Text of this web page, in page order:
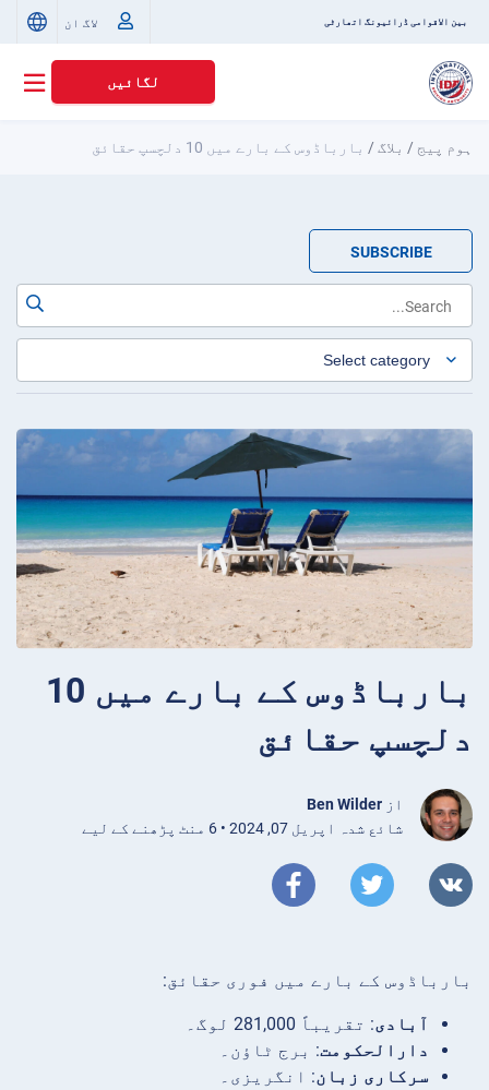
بین الاقوامی ڈرائیونگ اتھارٹی لاگ ان
لگائیں
ہوم پیج / بلاگ/ بارباڈوس کے بارے میں 10 دلچسپ حقائق
SUBSCRIBE
بارباڈوس کے بارے میں 10
دلچسپ حقائق
از Ben Wilder
شائع شدہ اپریل 07, 2024 • 6 منٹ پڑھنے کے لیے
بارباڈوس کے بارے میں فوری حقائق:
آبادی: تقریباً 281,000 لوگ۔
دارالحکومت: برج ٹاؤن۔
سرکاری زبان: انگریزی۔